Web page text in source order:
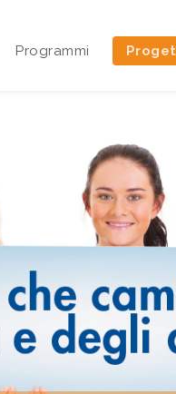
Sedi Territoriali
Programmi